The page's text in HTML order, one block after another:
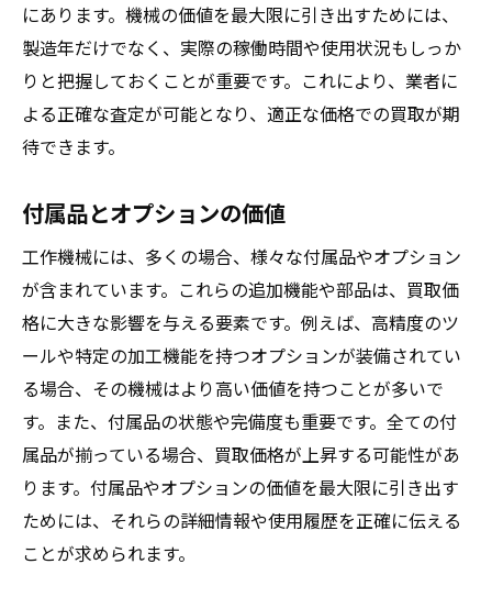
にあります。機械の価値を最大限に引き出すためには、
製造年だけでなく、実際の稼働時間や使用状況もしっか
りと把握しておくことが重要です。これにより、業者に
よる正確な査定が可能となり、適正な価格での買取が期
待できます。
付属品とオプションの価値
工作機械には、多くの場合、様々な付属品やオプション
が含まれています。これらの追加機能や部品は、買取価
格に大きな影響を与える要素です。例えば、高精度のツ
ールや特定の加工機能を持つオプションが装備されてい
る場合、その機械はより高い価値を持つことが多いで
す。また、付属品の状態や完備度も重要です。全ての付
属品が揃っている場合、買取価格が上昇する可能性があ
ります。付属品やオプションの価値を最大限に引き出す
ためには、それらの詳細情報や使用履歴を正確に伝える
ことが求められます。